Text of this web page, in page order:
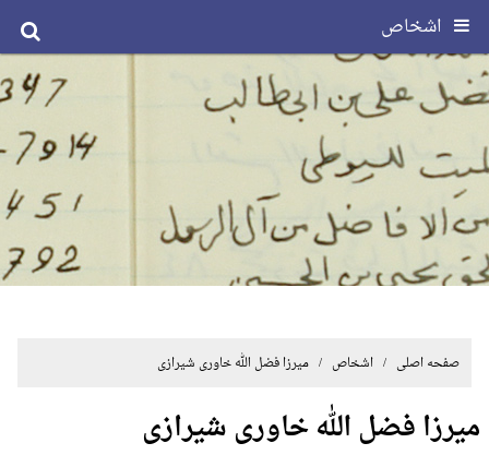
اشخاص
صفحه اصلی / اشخاص / میرزا فضل الله خاوری شیرازی
میرزا فضل الله خاوری شیرازی